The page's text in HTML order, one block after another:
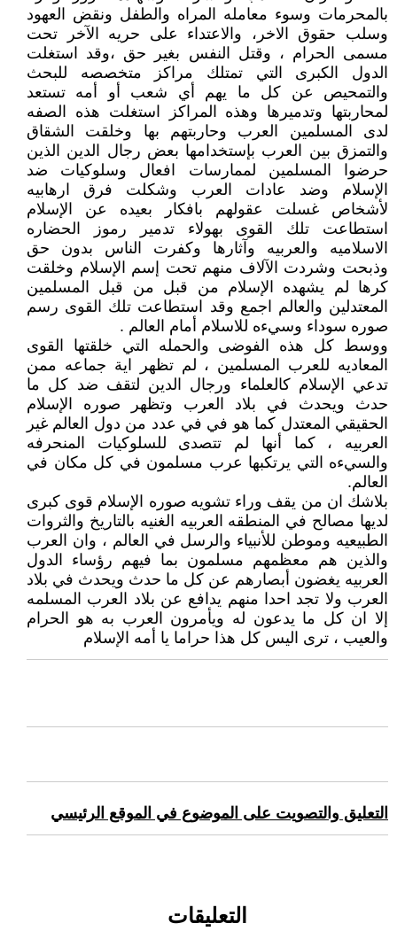
بالمحرمات وسوء معامله المراه والطفل ونقض العهود
وسلب حقوق الاخر، والاعتداء على حريه الآخر تحت
مسمى الحرام ، وقتل النفس بغير حق ،وقد استغلت
الدول الكبرى التي تمتلك مراكز متخصصه للبحث
والتمحيص عن كل ما يهم أي شعب أو أمه تستعد
لمحاربتها وتدميرها وهذه المراكز استغلت هذه الصفه
لدى المسلمين العرب وحاربتهم بها وخلقت الشقاق
والتمزق بين العرب بإستخدامها بعض رجال الدين الذين
حرضوا المسلمين لممارسات افعال وسلوكيات ضد
الإسلام وضد عادات العرب وشكلت فرق ارهابيه
لأشخاص غسلت عقولهم بافكار بعيده عن الإسلام
استطاعت تلك القوى بهولاء تدمير رموز الحضاره
الاسلاميه والعربيه وآثارها وكفرت الناس بدون حق
وذبحت وشردت الآلاف منهم تحت إسم الإسلام وخلقت
كرها لم يشهده الإسلام من قبل من قبل المسلمين
المعتدلين والعالم اجمع وقد استطاعت تلك القوى رسم
صوره سوداء وسيءه للاسلام أمام العالم .
ووسط كل هذه الفوضى والحمله التي خلقتها القوى
المعاديه للعرب المسلمين ، لم تظهر اية جماعه ممن
تدعي الإسلام كالعلماء ورجال الدين لتقف ضد كل ما
حدث ويحدث في بلاد العرب وتظهر صوره الإسلام
الحقيقي المعتدل كما هو في في عدد من دول العالم غير
العربيه ، كما أنها لم تتصدى للسلوكيات المنحرفه
والسيءه التي يرتكبها عرب مسلمون في كل مكان في
العالم.
بلاشك ان من يقف وراء تشويه صوره الإسلام قوى كبرى
لديها مصالح في المنطقه العربيه الغنيه بالتاريخ والثروات
الطبيعيه وموطن للأنبياء والرسل في العالم ، وان العرب
والذين هم معظمهم مسلمون بما فيهم رؤساء الدول
العربيه يغضون أبصارهم عن كل ما حدث ويحدث في بلاد
العرب ولا تجد احدا منهم يدافع عن بلاد العرب المسلمه
إلا ان كل ما يدعون له ويأمرون العرب به هو الحرام
والعيب ، ترى اليس كل هذا حراما يا أمه الإسلام
التعليق والتصويت على الموضوع في الموقع الرئيسي
التعليقات